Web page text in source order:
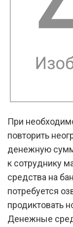
При
повторить
денежную
к сотруднику
средства на
потребуется
продиктовать
Денежные